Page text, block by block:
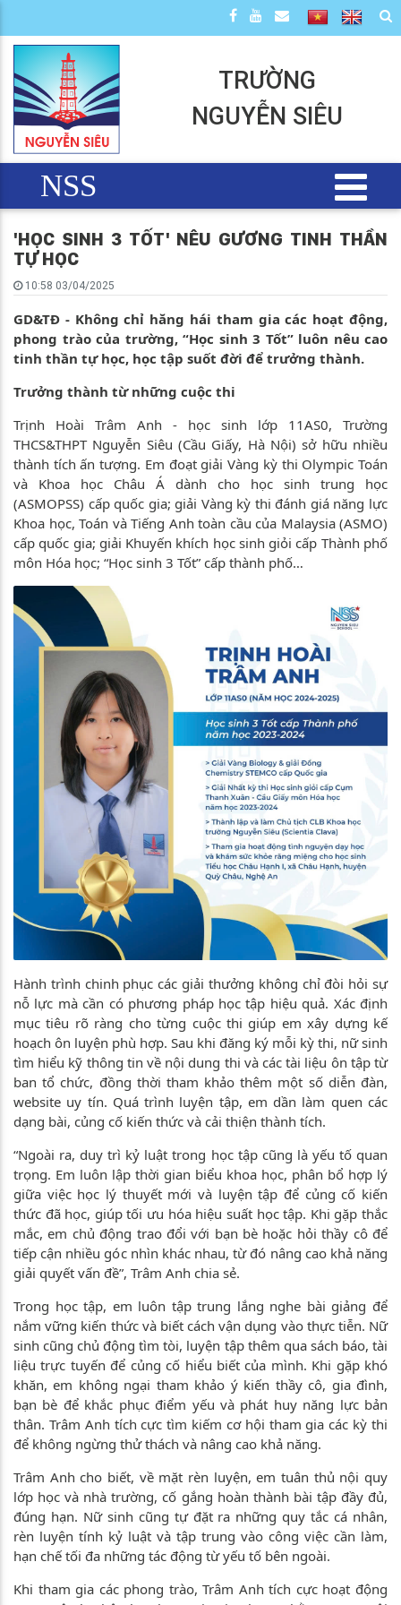
TRƯỜNG
NGUYỄN SIÊU
NSS
'HỌC SINH 3 TỐT' NÊU GƯƠNG TINH THẦN
TỰ HỌC
10:58 03/04/2025
GD&TĐ - Không chỉ hăng hái tham gia các hoạt động,
phong trào của trường, “Học sinh 3 Tốt” luôn nêu cao
tinh thần tự học, học tập suốt đời để trưởng thành.
Trưởng thành từ những cuộc thi
Trịnh Hoài Trâm Anh - học sinh lớp 11AS0, Trường
THCS&THPT Nguyễn Siêu (Cầu Giấy, Hà Nội) sở hữu nhiều
thành tích ấn tượng. Em đoạt giải Vàng kỳ thi Olympic Toán
và Khoa học Châu Á dành cho học sinh trung học
(ASMOPSS) cấp quốc gia; giải Vàng kỳ thi đánh giá năng lực
Khoa học, Toán và Tiếng Anh toàn cầu của Malaysia (ASMO)
cấp quốc gia; giải Khuyến khích học sinh giỏi cấp Thành phố
môn Hóa học; “Học sinh 3 Tốt” cấp thành phố…
Hành trình chinh phục các giải thưởng không chỉ đòi hỏi sự
nỗ lực mà cần có phương pháp học tập hiệu quả. Xác định
mục tiêu rõ ràng cho từng cuộc thi giúp em xây dựng kế
hoạch ôn luyện phù hợp. Sau khi đăng ký mỗi kỳ thi, nữ sinh
tìm hiểu kỹ thông tin về nội dung thi và các tài liệu ôn tập từ
ban tổ chức, đồng thời tham khảo thêm một số diễn đàn,
website uy tín. Quá trình luyện tập, em dần làm quen các
dạng bài, củng cố kiến thức và cải thiện thành tích.
“Ngoài ra, duy trì kỷ luật trong học tập cũng là yếu tố quan
trọng. Em luôn lập thời gian biểu khoa học, phân bổ hợp lý
giữa việc học lý thuyết mới và luyện tập để củng cố kiến
thức đã học, giúp tối ưu hóa hiệu suất học tập. Khi gặp thắc
mắc, em chủ động trao đổi với bạn bè hoặc hỏi thầy cô để
tiếp cận nhiều góc nhìn khác nhau, từ đó nâng cao khả năng
giải quyết vấn đề”, Trâm Anh chia sẻ.
Trong học tập, em luôn tập trung lắng nghe bài giảng để
nắm vững kiến thức và biết cách vận dụng vào thực tiễn. Nữ
sinh cũng chủ động tìm tòi, luyện tập thêm qua sách báo, tài
liệu trực tuyến để củng cố hiểu biết của mình. Khi gặp khó
khăn, em không ngại tham khảo ý kiến thầy cô, gia đình,
bạn bè để khắc phục điểm yếu và phát huy năng lực bản
thân. Trâm Anh tích cực tìm kiếm cơ hội tham gia các kỳ thi
để không ngừng thử thách và nâng cao khả năng.
Trâm Anh cho biết, về mặt rèn luyện, em tuân thủ nội quy
lớp học và nhà trường, cố gắng hoàn thành bài tập đầy đủ,
đúng hạn. Nữ sinh cũng tự đặt ra những quy tắc cá nhân,
rèn luyện tính kỷ luật và tập trung vào công việc cần làm,
hạn chế tối đa những tác động từ yếu tố bên ngoài.
Khi tham gia các phong trào, Trâm Anh tích cực hoạt động